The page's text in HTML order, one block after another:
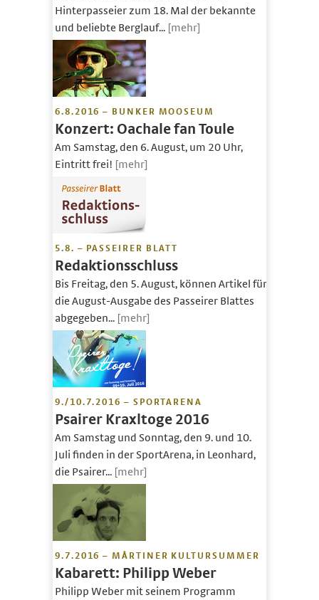
Hinterpasseier zum 18. Mal der bekannte
und beliebte Berglauf... [mehr]
6.8.2016 – BUNKER MOOSEUM
Konzert: Oachale fan Toule
Am Samstag, den 6. August, um 20 Uhr,
Eintritt frei! [mehr]
5.8. – PASSEIRER BLATT
Redaktionsschluss
Bis Freitag, den 5. August, können Artikel für
die August-Ausgabe des Passeirer Blattes
abgegeben... [mehr]
9./10.7.2016 – SPORTARENA
Psairer Kraxltoge 2016
Am Samstag und Sonntag, den 9. und 10.
Juli finden in der SportArena, in Leonhard,
die Psairer... [mehr]
9.7.2016 – MÅRTINER KULTURSUMMER
Kabarett: Philipp Weber
Philipp Weber mit seinem Programm